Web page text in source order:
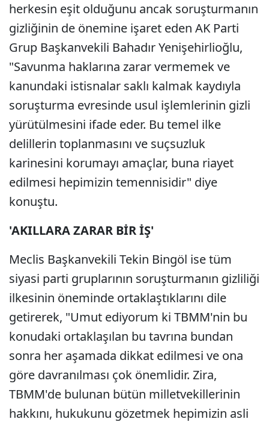
herkesin eşit olduğunu ancak soruşturmanın
gizliğinin de önemine işaret eden AK Parti
Grup Başkanvekili Bahadır Yenişehirlioğlu,
"Savunma haklarına zarar vermemek ve
kanundaki istisnalar saklı kalmak kaydıyla
soruşturma evresinde usul işlemlerinin gizli
yürütülmesini ifade eder. Bu temel ilke
delillerin toplanmasını ve suçsuzluk
karinesini korumayı amaçlar, buna riayet
edilmesi hepimizin temennisidir" diye
konuştu.
'AKILLARA ZARAR BİR İŞ'
Meclis Başkanvekili Tekin Bingöl ise tüm
siyasi parti gruplarının soruşturmanın gizliliği
ilkesinin öneminde ortaklaştıklarını dile
getirerek, "Umut ediyorum ki TBMM'nin bu
konudaki ortaklaşılan bu tavrına bundan
sonra her aşamada dikkat edilmesi ve ona
göre davranılması çok önemlidir. Zira,
TBMM'de bulunan bütün milletvekillerinin
hakkını, hukukunu gözetmek hepimizin asli